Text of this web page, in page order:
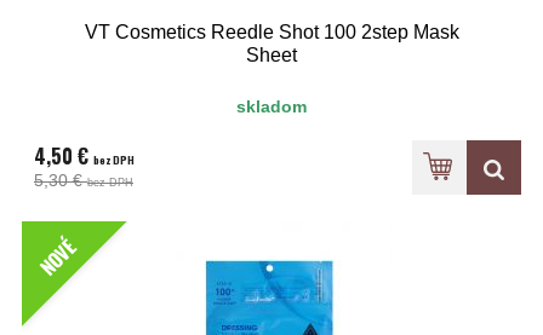
VT Cosmetics Reedle Shot 100 2step Mask
Sheet
skladom
4,50 € bez DPH
5,30 €bez DPH
NOVÉ